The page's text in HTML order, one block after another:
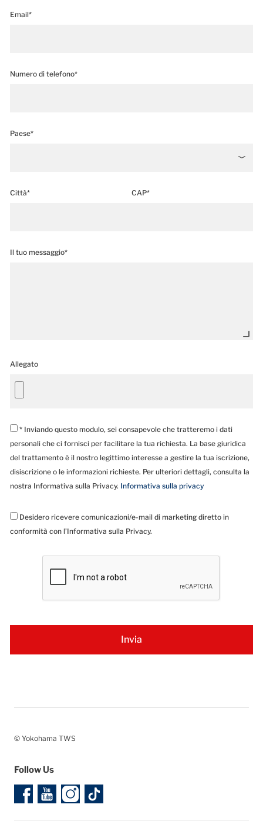
Email*
Numero di telefono*
Paese*
Città* CAP*
Il tuo messaggio*
Allegato
* Inviando questo modulo, sei consapevole che tratteremo i dati
personali che ci fornisci per facilitare la tua richiesta. La base giuridica
del trattamento è il nostro legittimo interesse a gestire la tua iscrizione,
disiscrizione o le informazioni richieste. Per ulteriori dettagli, consulta la
nostra Informativa sulla Privacy. Informativa sulla privacy
Desidero ricevere comunicazioni/e-mail di marketing diretto in
conformità con l’Informativa sulla Privacy.
© Yokohama TWS
Follow Us